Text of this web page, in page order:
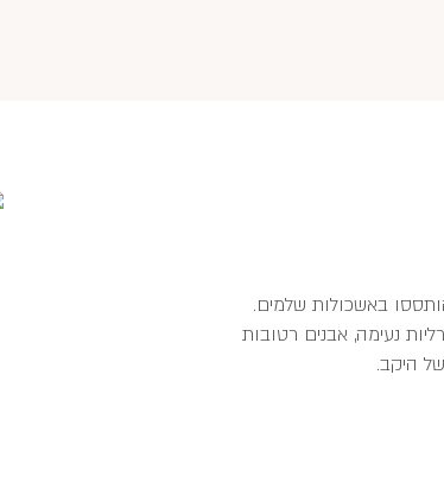
באשכולות שלמים.
נעימה, אבנים רטובות
היקב.